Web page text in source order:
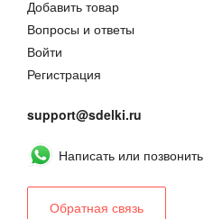
Добавить товар
Вопросы и ответы
Войти
Регистрация
support@sdelki.ru
Написать или позвонить
Обратная связь